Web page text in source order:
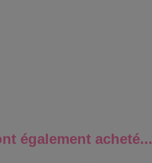
également acheté...